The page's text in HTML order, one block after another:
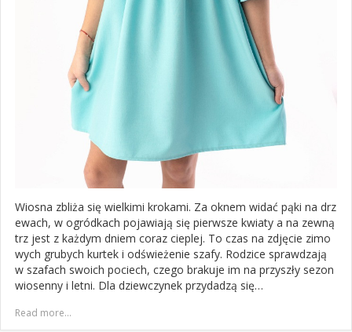
Wiosna zbliża się wielkimi krokami. Za oknem widać pąki na drz
ewach, w ogródkach pojawiają się pierwsze kwiaty a na zewną
trz jest z każdym dniem coraz cieplej. To czas na zdjęcie zimo
wych grubych kurtek i odświeżenie szafy. Rodzice sprawdzają
w szafach swoich pociech, czego brakuje im na przyszły sezon
wiosenny i letni. Dla dziewczynek przydadzą się…
Read more...